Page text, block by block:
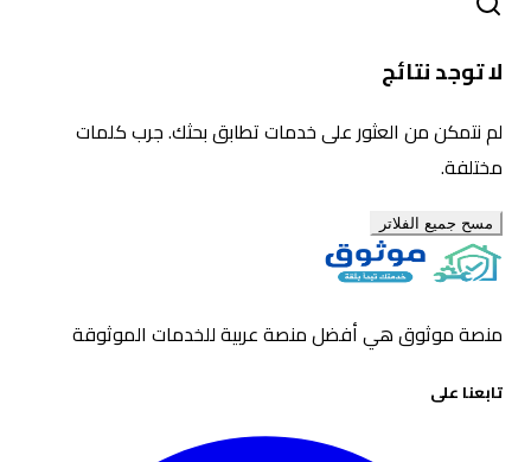
لا توجد نتائج
لم نتمكن من العثور على خدمات تطابق بحثك. جرب كلمات
مختلفة.
مسح جميع الفلاتر
منصة موثوق هي أفضل منصة عربية للخدمات الموثوقة
تابعنا على